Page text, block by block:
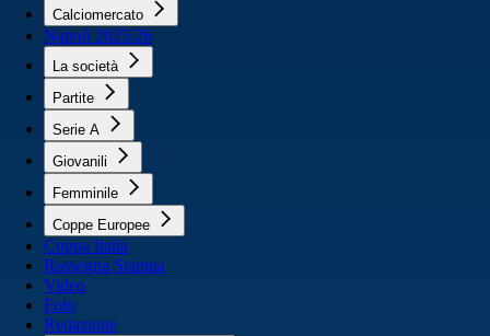
Calciomercato
Napoli 2025/26
La società
Partite
Serie A
Giovanili
Femminile
Coppe Europee
Coppa Italia
Rassegna Stampa
Video
Foto
Redazione